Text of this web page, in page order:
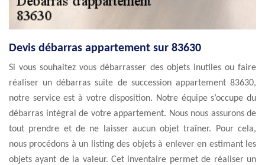
Devis débarras appartement sur 83630
Si vous souhaitez vous débarrasser des objets inutiles ou faire
réaliser un débarras suite de succession appartement 83630,
notre service est à votre disposition. Notre équipe s’occupe du
débarras intégral de votre appartement. Nous nous assurons de
tout prendre et de ne laisser aucun objet traîner. Pour cela,
nous procédons à un listing des objets à enlever en estimant les
objets ayant de la valeur. Cet inventaire permet de réaliser un